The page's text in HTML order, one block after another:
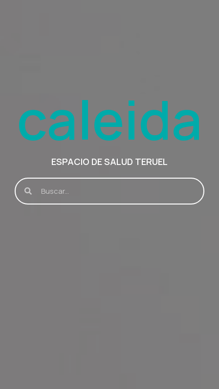
caleida
ESPACIO DE SALUD TERUEL